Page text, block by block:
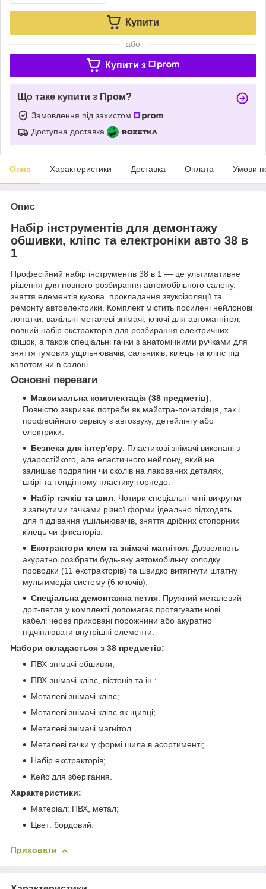
Купити
або
Купити з
Що таке купити з Пром?
Замовлення під захистом
Доступна доставка
Опис Характеристики Доставка Оплата Умови
Опис
Набір інструментів для демонтажу
обшивки, кліпс та електроніки авто 38 в
1
Професійний набір інструментів 38 в 1 — це ультимативне
рішення для повного розбирання автомобільного салону,
зняття елементів кузова, прокладання звукоізоляції та
ремонту автоелектрики. Комплект містить посилені нейлонові
лопатки, важільні металеві знімачі, ключі для автомагнітол,
повний набір екстракторів для розбирання електричних
фішок, а також спеціальні гачки з анатомічними ручками для
зняття гумових ущільнювачів, сальників, кілець та кліпс під
капотом чи в салоні.
Основні переваги
Максимальна комплектація (38 предметів):
Повністю закриває потреби як майстра-початківця, так і
професійного сервісу з автозвуку, детейлінгу або
електрики.
Безпека для інтер'єру: Пластикові знімачі виконані з
ударостійкого, але еластичного нейлону, який не
залишає подряпин чи сколів на лакованих деталях,
шкірі та тендітному пластику торпедо.
Набір гачків та шил: Чотири спеціальні міні-викрутки
з загнутими гачками різної форми ідеально підходять
для піддівання ущільнювачів, зняття дрібних стопорних
кілець чи фіксаторів.
Екстрактори клем та знімачі магнітол: Дозволяють
акуратно розібрати будь-яку автомобільну колодку
проводки (11 екстракторів) та швидко витягнути штатну
мультимедіа систему (6 ключів).
Спеціальна демонтажна петля: Пружний металевий
дріт-петля у комплекті допомагає протягувати нові
кабелі через приховані порожнини або акуратно
підчіплювати внутрішні елементи.
Набори складається з 38 предметів:
ПВХ-знімачі обшивки;
ПВХ-знімачі кліпс, пістонів та ін.;
Металеві знімачі кліпс;
Металеві знімачі кліпс як щипці;
Металеві знімачі магнітол.
Металеві гачки у формі шила в асортименті;
Набір екстракторів;
Кейс для зберігання.
Характеристики:
Матеріал: ПВХ, метал;
Цвет: бордовий.
Приховати